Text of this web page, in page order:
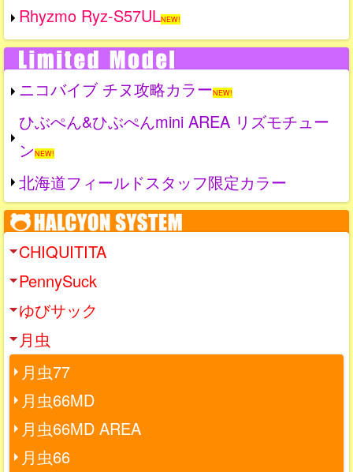
Rhyzmo Ryz-S57ULNEW!
ニコバイブ チヌ攻略カラーNEW!
ひぶぺん&ひぶぺんmini AREA リズモチュー
ンNEW!
北海道フィールドスタッフ限定カラー
CHIQUITITA
PennySuck
ゆびサック
月虫
月虫77
月虫66MD
月虫66MD AREA
月虫66